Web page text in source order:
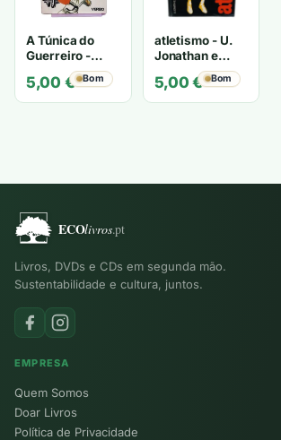
A Túnica do
Guerreiro -
Habersetzer
5,00 € Bom
atletismo - U.
Jonathan e
Masaru
Krempel
5,00€ Bom
Livros, DVDs e CDs em segunda mão.
Sustentabilidade e cultura, juntos.
EMPRESA
Quem Somos
Doar Livros
Política de Privacidade